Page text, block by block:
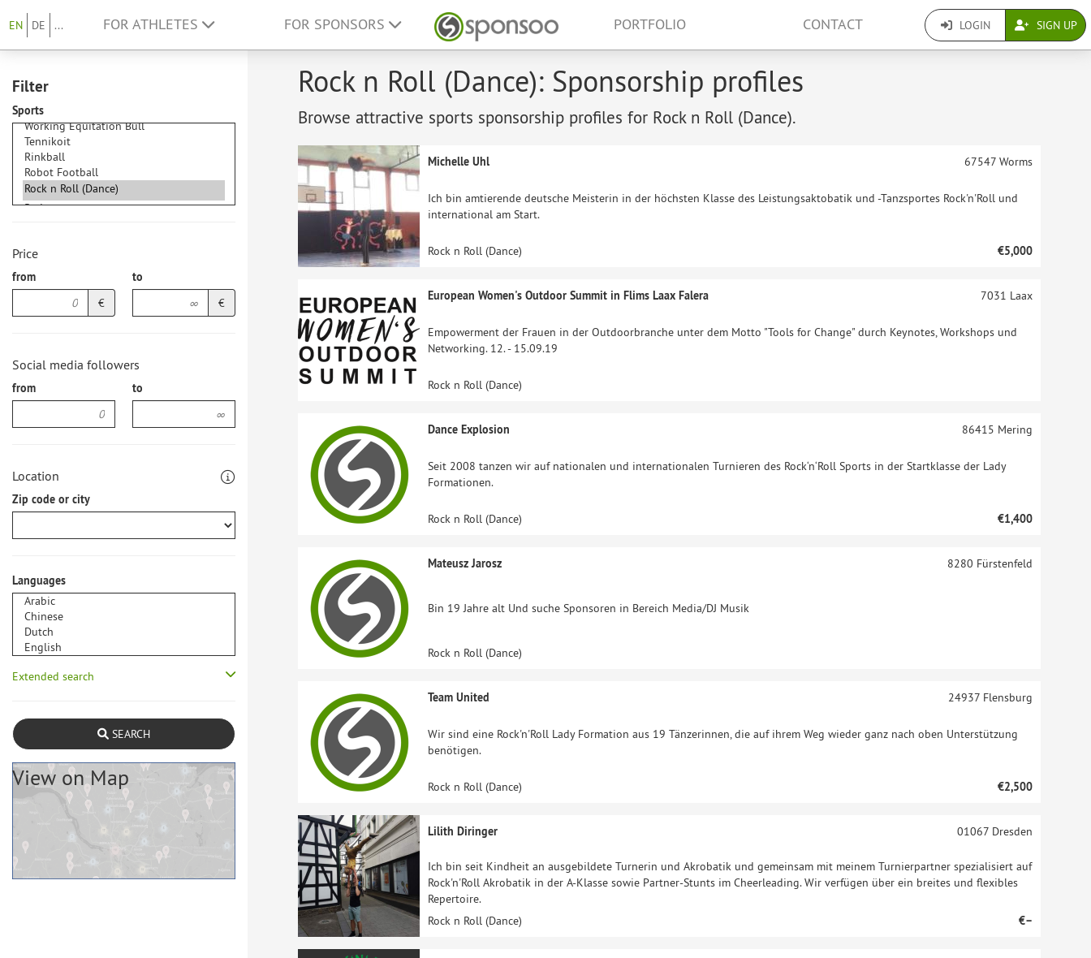
EN DE ... FOR ATHLETES FOR SPONSORS PORTFOLIO CONTACT LOGIN SIGN UP
Filter
Sports
Price
from
€
to
€
Social media followers
from to
Location
Zip code or city
Languages
Extended search
SEARCH
View on Map
Rock n Roll (Dance): Sponsorship profiles
Browse attractive sports sponsorship profiles for Rock n Roll (Dance).
Michelle Uhl
Ich bin amtierende deutsche Meisterin in der höchsten Klasse des Leistungsaktobatik und -Tanzsportes Rock'n'Roll und
international am Start.
67547Worms
Rock n Roll (Dance) €5,000
European Women's Outdoor Summit in Flims Laax Falera
Empowerment der Frauen in der Outdoorbranche unter dem Motto "Tools for Change" durch Keynotes, Workshops und
Networking. 12. - 15.09.19
7031 Laax
Rock n Roll (Dance)
Dance Explosion
Seit 2008 tanzen wir auf nationalen und internationalen Turnieren des Rock‘n‘Roll Sports in der Startklasse der Lady
Formationen.
86415 Mering
Rock n Roll (Dance) €1,400
Mateusz Jarosz
Bin 19 Jahre alt Und suche Sponsoren in Bereich Media/DJ Musik
8280 Fürstenfeld
Rock n Roll (Dance)
Team United
Wir sind eine Rock'n'Roll Lady Formation aus 19 Tänzerinnen, die auf ihrem Weg wieder ganz nach oben Unterstützung
benötigen.
24937Flensburg
Rock n Roll (Dance) €2,500
Lilith Diringer
Ich bin seit Kindheit an ausgebildete Turnerin und Akrobatik und gemeinsam mit meinem Turnierpartner spezialisiert auf
Rock'n'Roll Akrobatik in der A-Klasse sowie Partner-Stunts im Cheerleading. Wir verfügen über ein breites und flexibles
Repertoire.
01067Dresden
Rock n Roll (Dance) €–